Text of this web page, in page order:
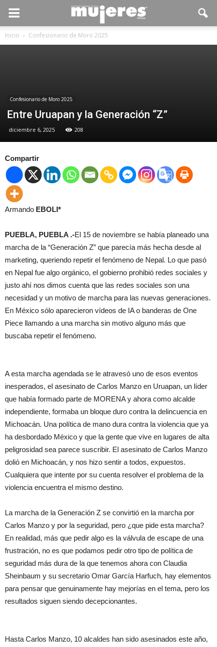
Inicio Confesionario de Moro 2025
Confesionario de Moro 2025
Entre Uruapan y la Generación “Z”
diciembre 6, 2025 208
Compartir
Armando EBOLI*
PUEBLA, PUEBLA .-El 15 de noviembre se había planeado una
marcha de la “Generación Z” que parecía más hecha desde al
marketing, queriendo repetir el fenómeno de Nepal. Lo que pasó
en Nepal fue algo orgánico, el gobierno prohibió redes sociales y
justo ahí nos dimos cuenta que las redes sociales son una
necesidad y un motivo de marcha para las nuevas generaciones.
En México sólo aparecieron vídeos de IA o banderas de One
Piece llamando a una marcha sin motivo alguno más que
buscaba repetir el fenómeno.
A esta marcha agendada se le atravesó uno de esos eventos
inesperados, el asesinato de Carlos Manzo en Uruapan, un líder
que había formado parte de MORENA y ahora como alcalde
independiente, formaba un bloque duro contra la delincuencia en
Michoacán. Una política de mano dura contra la violencia que ya
ha desbordado México y que la gente que vive en lugares de alta
peligrosidad sea parece suscribir. El asesinato de Carlos Manzo
dolió en Michoacán, y nos hizo sentir a todos, expuestos.
Cualquiera que intente por su cuenta resolver el problema de la
violencia encuentra el mismo destino.
La marcha de la Generación Z se convirtió en la marcha por
Carlos Manzo y por la seguridad, pero ¿que pide esta marcha?
En realidad, más que pedir algo es la válvula de escape de una
frustración, no es que podamos pedir otro tipo de política de
seguridad más dura de la que tenemos ahora con Claudia
Sheinbaum y su secretario Omar García Harfuch, hay elementos
para pensar que genuinamente hay mejorías en el tema, pero los
resultados siguen siendo decepcionantes.
Hasta Carlos Manzo, 10 alcaldes han sido asesinados este año,